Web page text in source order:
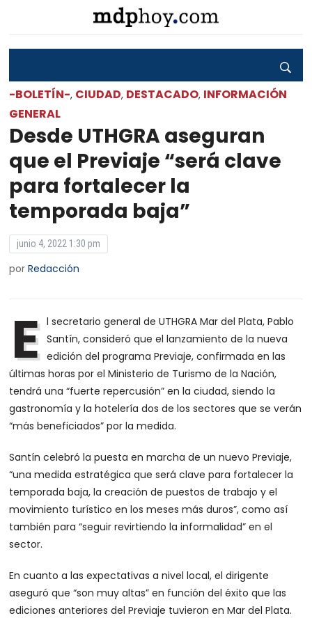
-BOLETÍN-, CIUDAD, DESTACADO, INFORMACIÓN
GENERAL
Desde UTHGRA aseguran
que el Previaje “será clave
para fortalecer la
temporada baja”
junio 4, 2022 1:30 pm
porRedacción
E l secretario general de UTHGRA Mar del Plata, Pablo
Santín, consideró que el lanzamiento de la nueva
edición del programa Previaje, confirmada en las
últimas horas por el Ministerio de Turismo de la Nación,
tendrá una “fuerte repercusión” en la ciudad, siendo la
gastronomía y la hotelería dos de los sectores que se verán
“más beneficiados” por la medida.
Santín celebró la puesta en marcha de un nuevo Previaje,
“una medida estratégica que será clave para fortalecer la
temporada baja, la creación de puestos de trabajo y el
movimiento turístico en los meses más duros”, como así
también para “seguir revirtiendo la informalidad” en el
sector.
En cuanto a las expectativas a nivel local, el dirigente
aseguró que “son muy altas” en función del éxito que las
ediciones anteriores del Previaje tuvieron en Mar del Plata.